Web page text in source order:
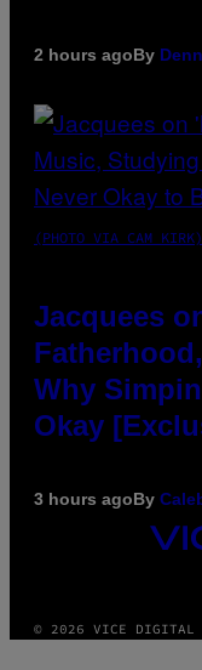
2 hours agoBy
(PHOTO VIA CAM KIRK)
Jacquees
Why
Okay
3 hours agoBy
VICE
MEDIA
© 2026 VICE DIGITAL